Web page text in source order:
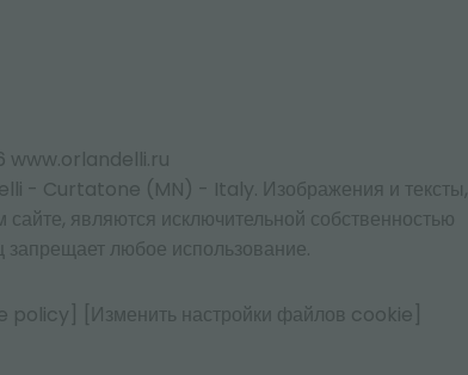
- Curtatone (MN) - Italy. Изображения и тексты,
являются исключительной собственностью
любое использование.
policy] [Изменить настройки файлов cookie]